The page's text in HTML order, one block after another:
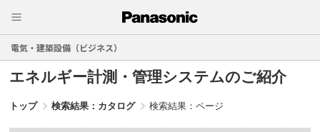
電気・建築設備（ビジネス）
エネルギー計測・管理システムのご紹介
トップ 検索結果：カタログ 検索結果：ページ